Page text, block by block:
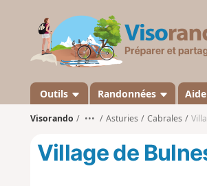
Outils Randonnées
Visorando ••• Asturies Cabrales
Village de